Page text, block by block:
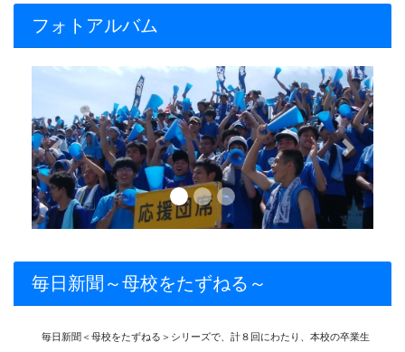
フォトアルバム
Previous Next
毎日新聞～母校をたずねる～
毎日新聞＜母校をたずねる＞シリーズで、計８回にわたり、本校の卒業生